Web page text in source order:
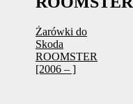
Żarówki do
Skoda
ROOMSTER
[2006 – ]